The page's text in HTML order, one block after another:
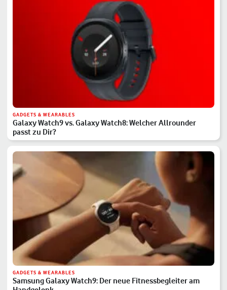
GADGETS & WEARABLES
Galaxy Watch9 vs. Galaxy Watch8: Welcher Allrounder
passt zu Dir?
GADGETS & WEARABLES
Samsung Galaxy Watch9: Der neue Fitnessbegleiter am